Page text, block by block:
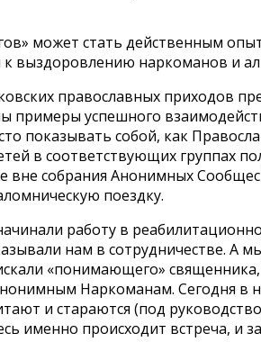
может стать действенным
выздоровлению наркоманов и
православных приходов
успешного
показывать собой, как
в соответствующих группах
собрания Анонимных
поездку.
работу в
нам в сотрудничестве. А
«понимающего»
Наркоманам. Сегодня
и стараются (под
именно происходит встреча, и